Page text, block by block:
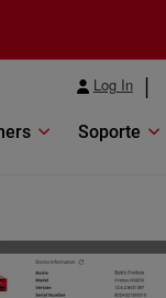
Log In
Soporte